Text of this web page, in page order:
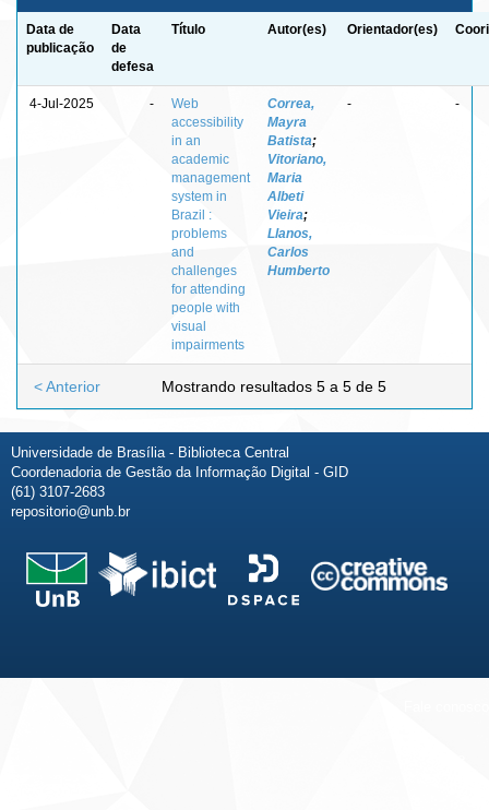
Data de
publicação
Data
de
defesa
Título Autor(es) Orientador(es)
4-Jul-2025 -
Web
accessibility
in an
academic
management
system in
Brazil :
problems
and
challenges
for attending
people with
visual
impairments
Correa,
Mayra
Batista;
Vitoriano,
Maria
Albeti
Vieira;
Llanos,
Carlos
Humberto
- -
Mostrando resultados 5 a 5 de 5
< Anterior
Universidade de Brasília - Biblioteca Central
Coordenadoria de Gestão da Informação Digital - GID
(61) 3107-2683
repositorio@unb.br